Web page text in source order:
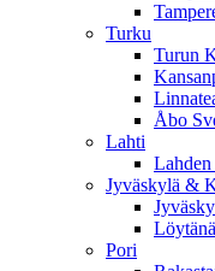
Turku
Turun
Åbo
Lahti
Lahden
Jyväskylä &
Pori